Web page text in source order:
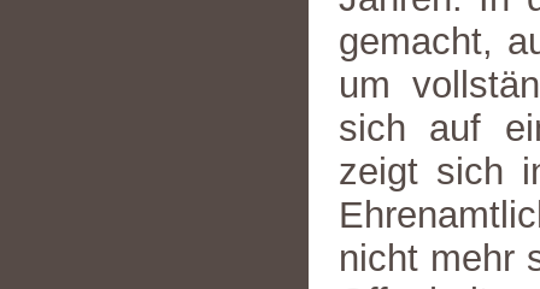
gemacht,
um
sich auf
zeigt sich
nicht mehr